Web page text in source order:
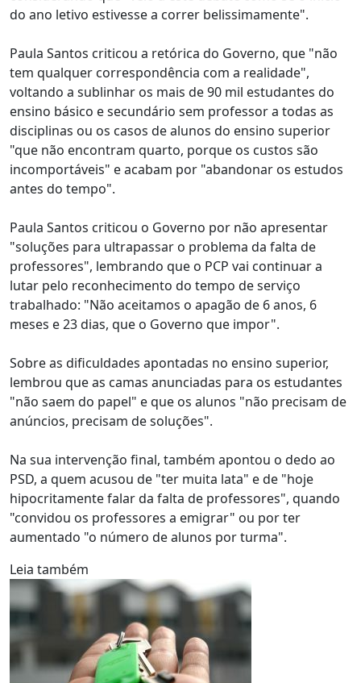
do ano letivo estivesse a correr belissimamente".
Paula Santos criticou a retórica do Governo, que "não
tem qualquer correspondência com a realidade",
voltando a sublinhar os mais de 90 mil estudantes do
ensino básico e secundário sem professor a todas as
disciplinas ou os casos de alunos do ensino superior
"que não encontram quarto, porque os custos são
incomportáveis" e acabam por "abandonar os estudos
antes do tempo".
Paula Santos criticou o Governo por não apresentar
"soluções para ultrapassar o problema da falta de
professores", lembrando que o PCP vai continuar a
lutar pelo reconhecimento do tempo de serviço
trabalhado: "Não aceitamos o apagão de 6 anos, 6
meses e 23 dias, que o Governo que impor".
Sobre as dificuldades apontadas no ensino superior,
lembrou que as camas anunciadas para os estudantes
"não saem do papel" e que os alunos "não precisam de
anúncios, precisam de soluções".
Na sua intervenção final, também apontou o dedo ao
PSD, a quem acusou de "ter muita lata" e de "hoje
hipocritamente falar da falta de professores", quando
"convidou os professores a emigrar" ou por ter
aumentado "o número de alunos por turma".
Leia também